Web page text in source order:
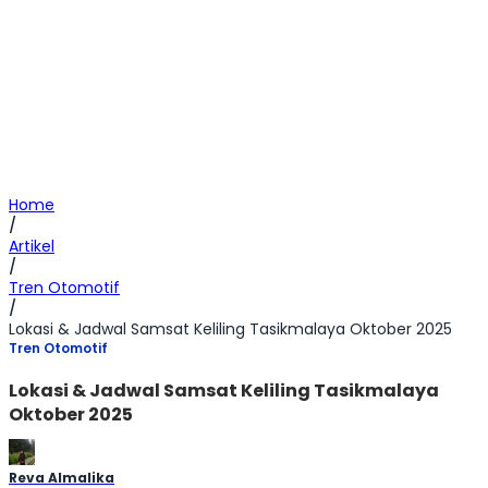
Home
/
Artikel
/
Tren Otomotif
/
Lokasi & Jadwal Samsat Keliling Tasikmalaya Oktober 2025
Tren Otomotif
Lokasi & Jadwal Samsat Keliling Tasikmalaya
Oktober 2025
Reva Almalika